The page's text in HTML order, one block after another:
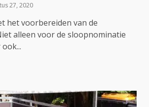
27, 2020
het voorbereiden van de
alleen voor de sloopnominatie